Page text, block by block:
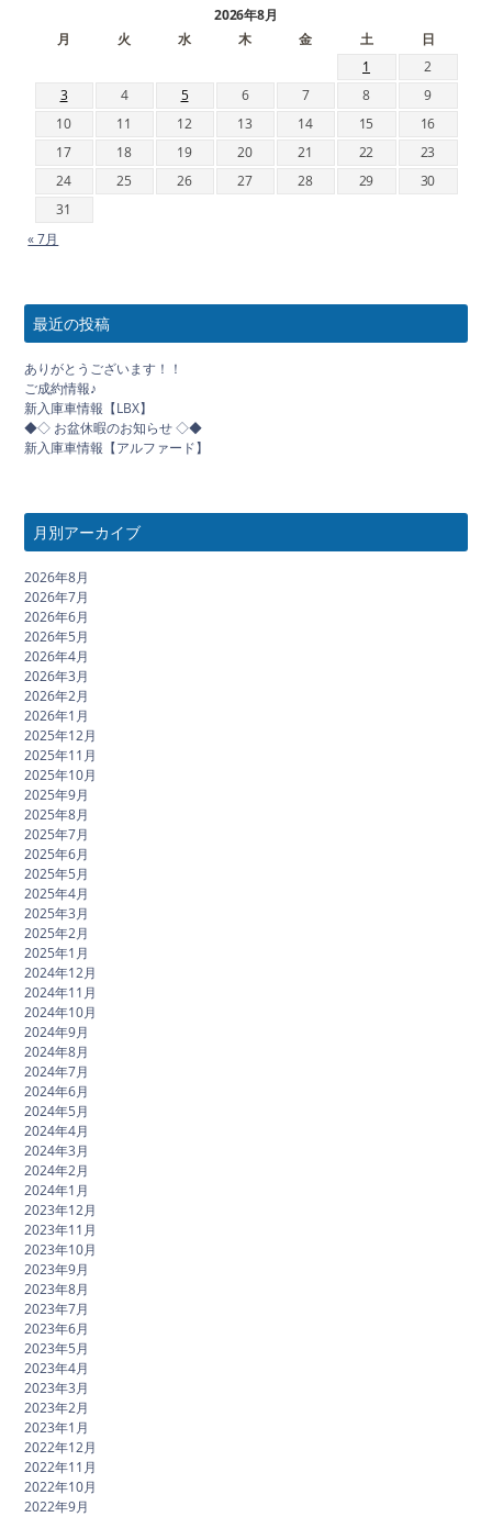
2026年8月
月
火 水 木 金 土
日
1
2
3
4 5 6 7 8
9
10
11 12 13 14 15
16
17
18 19 20 21 22
23
24
25 26 27 28 29
30
31
« 7月
最近の投稿
ありがとうございます！！
ご成約情報♪
新入庫車情報【LBX】
◆◇ お盆休暇のお知らせ ◇◆
新入庫車情報【アルファード】
月別アーカイブ
2026年8月
2026年7月
2026年6月
2026年5月
2026年4月
2026年3月
2026年2月
2026年1月
2025年12月
2025年11月
2025年10月
2025年9月
2025年8月
2025年7月
2025年6月
2025年5月
2025年4月
2025年3月
2025年2月
2025年1月
2024年12月
2024年11月
2024年10月
2024年9月
2024年8月
2024年7月
2024年6月
2024年5月
2024年4月
2024年3月
2024年2月
2024年1月
2023年12月
2023年11月
2023年10月
2023年9月
2023年8月
2023年7月
2023年6月
2023年5月
2023年4月
2023年3月
2023年2月
2023年1月
2022年12月
2022年11月
2022年10月
2022年9月